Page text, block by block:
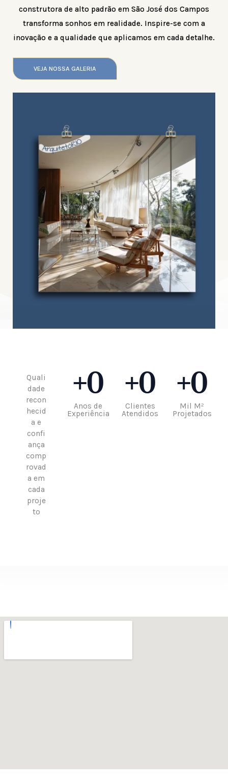
construtora de alto padrão em São José dos Campos
transforma sonhos em realidade. Inspire-se com a
inovação e a qualidade que aplicamos em cada detalhe.
VEJA NOSSA GALERIA
Quali
dade
recon
hecid
a e
confi
ança
comp
rovad
a em
cada
proje
to
+0
Anos de
Experiência
+0
Clientes
Atendidos
+0
Mil M²
Projetados